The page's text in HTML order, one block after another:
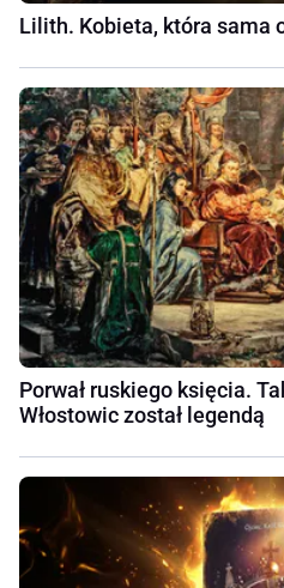
Lilith. Kobieta, która sama
Porwał ruskiego księcia.
Włostowic został legendą